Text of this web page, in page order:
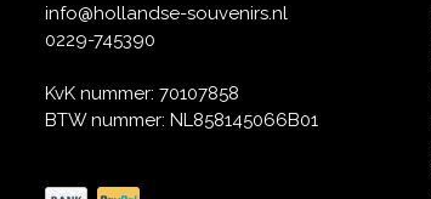
info@hollandse-souvenirs.nl
0229-745390
KvK nummer: 70107858
BTW nummer: NL858145066B01